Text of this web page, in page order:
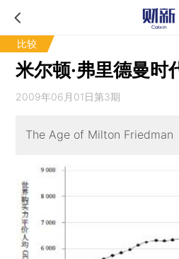
比较
米尔顿·弗里德曼时
2009年06月01日第3期
The Age of Milton Friedman